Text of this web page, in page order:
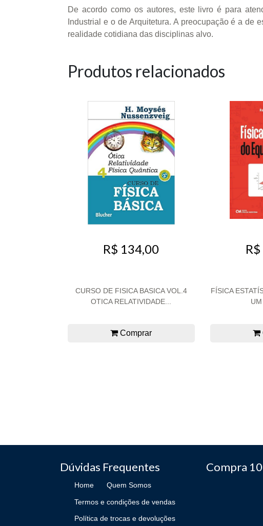
De acordo como os autores, este livro é para
Industrial e o de Arquitetura. A preocupação é a
realidade cotidiana das disciplinas alvo.
Produtos relacionados
R$ 134,00
CURSO DE FISICA BASICA VOL.4
OTICA RELATIVIDADE...
Comprar
FÍSICA
UM
Dúvidas Frequentes
Home Quem Somos
Termos e condições de vendas
Política de trocas e devoluções
Compra